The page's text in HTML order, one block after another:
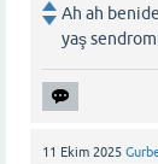
Ah ah
yaş
11 Ekim 2025